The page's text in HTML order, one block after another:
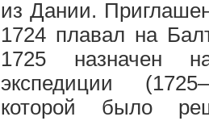
из Дании.
1724 плавал на
1725 назначен
экспедиции
которой было